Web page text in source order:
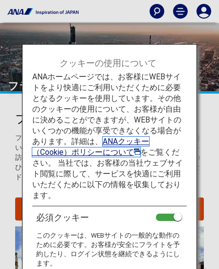
フランクフルト
フランクフルトを知ろう
フランクフルトは、設計的に良く考えられた歩きやすい川沿
いの街です。美術館を探索したり、歴史あるケルン大聖堂を
訪れたり、週末はフリーマーケットや緑豊かな公園で午後の
ひと時をお楽しみいただけます。フランクフルトの代表的な
ドリンク、アップルサイダーもぜひお試しください。
フランクフルトへのフライトを検索
クッキーの使用について
ANAホームページでは、お客様にWEBサイ
トをより快適にご利用いただくために必要
となるクッキーを使用しています。その他
のクッキーの使用について、お客様が自由
に決めることができますが、WEBサイトの
いくつかの機能が享受できなくなる場合が
あります。詳細は、 ANAクッキー
（Cookie）ポリシーについて
をご覧くだ
さい。 当社では、お客様の当社ウェブサイ
ト閲覧に際して、サービスを快適にご利用
いただくために以下の情報を収集しており
ます。
必須クッキー
このクッキーは、WEBサイトの一般的な動作の
ために必要です。お客様が安全にフライトを予
約したり、ログイン状態を継続できるようにし
ます。